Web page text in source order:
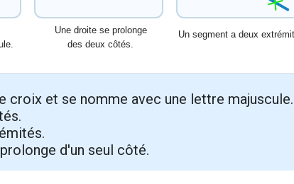
croix et se nomme avec une lettre majuscule.
d'un seul côté.